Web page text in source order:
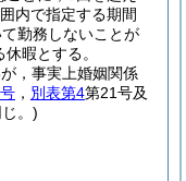
内で指定する期間
勤務しないことが
暇とする。
，事実上婚姻関係
， 別表第4第21号及
。)